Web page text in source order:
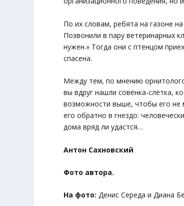
По их словам, ребята на газоне
Позвонили в пару ветеринарных
нужен.» Тогда они с птенцом
спасена.
Между тем, по мнению
вы вдруг нашли совёнка-слётка,
возможности выше, чтобы его не
его обратно в гнездо:
дома вряд ли удастся…
Антон Сахновский
Фото автора.
На фото: Денис Середа и Диана